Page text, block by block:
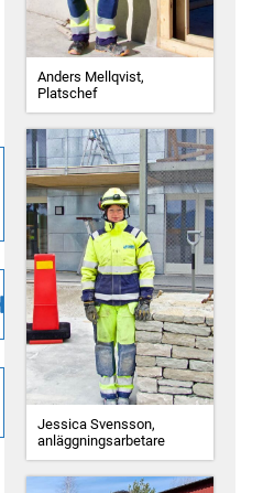
Anders Mellqvist,
Platschef
Jessica Svensson,
anläggningsarbetare